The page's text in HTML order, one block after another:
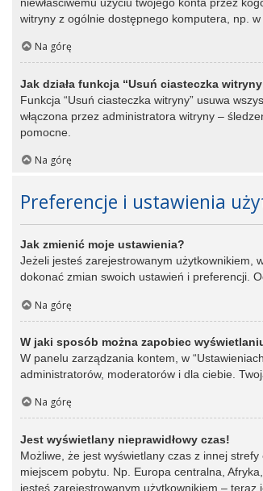
niewłaściwemu użyciu twojego konta przez
witryny z ogólnie dostępnego komputera, np.
Na górę
Jak działa funkcja “Usuń ciasteczka
Funkcja “Usuń ciasteczka witryny” usuwa
włączona przez administratora witryny –
pomocne.
Na górę
Preferencje i ustawienia
Jak zmienić moje ustawienia?
Jeżeli jesteś zarejestrowanym użytkownikiem,
dokonać zmian swoich ustawień i preferencji.
Na górę
W jaki sposób można zapobiec
W panelu zarządzania kontem, w
administratorów, moderatorów i dla ciebie.
Na górę
Jest wyświetlany nieprawidłowy czas!
Możliwe, że jest wyświetlany czas z innej
miejscem pobytu. Np. Europa centralna,
jesteś zarejestrowanym użytkownikiem – teraz